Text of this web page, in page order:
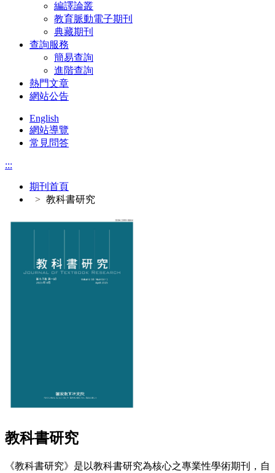
編譯論叢
教育脈動電子期刊
典藏期刊
查詢服務
簡易查詢
進階查詢
熱門文章
網站公告
English
網站導覽
常見問答
:::
期刊首頁
教科書研究
教科書研究
《教科書研究》是以教科書研究為核心之專業性學術期刊，自